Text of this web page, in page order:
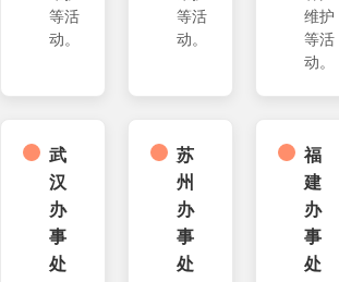
等活
动。
等活
动。
维护
等活
动。
武
汉
办
事
处
苏
州
办
事
处
福
建
办
事
处